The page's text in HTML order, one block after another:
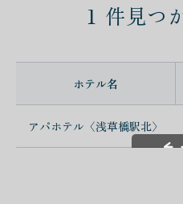
1 件見つ
ホテル名
アパホテル〈浅草橋駅北〉